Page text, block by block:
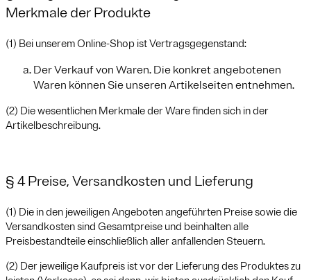
Merkmale der Produkte
(1) Bei unserem Online-Shop ist Vertragsgegenstand:
Der Verkauf von Waren. Die konkret angebotenen
Waren können Sie unseren Artikelseiten entnehmen.
(2) Die wesentlichen Merkmale der Ware finden sich in der
Artikelbeschreibung.
§ 4 Preise, Versandkosten und Lieferung
(1) Die in den jeweiligen Angeboten angeführten Preise sowie die
Versandkosten sind Gesamtpreise und beinhalten alle
Preisbestandteile einschließlich aller anfallenden Steuern.
(2) Der jeweilige Kaufpreis ist vor der Lieferung des Produktes zu